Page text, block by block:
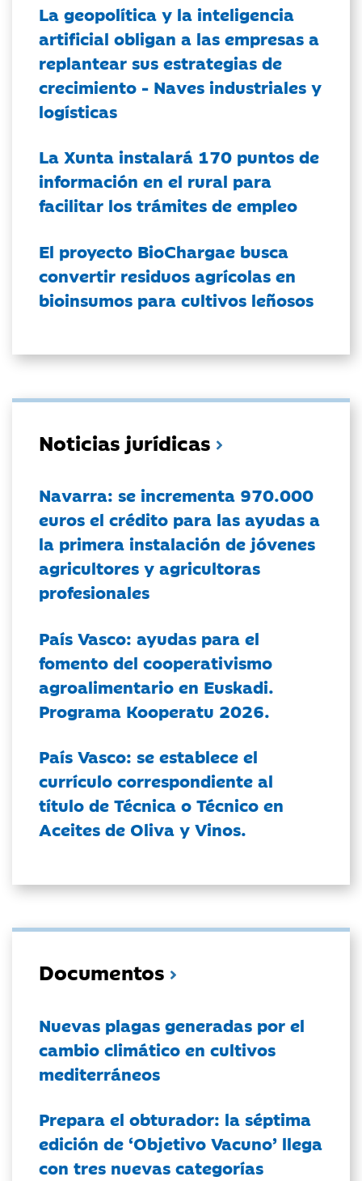
La geopolítica y la inteligencia
artificial obligan a las empresas a
replantear sus estrategias de
crecimiento - Naves industriales y
logísticas
La Xunta instalará 170 puntos de
información en el rural para
facilitar los trámites de empleo
El proyecto BioChargae busca
convertir residuos agrícolas en
bioinsumos para cultivos leñosos
Noticias jurídicas
Navarra: se incrementa 970.000
euros el crédito para las ayudas a
la primera instalación de jóvenes
agricultores y agricultoras
profesionales
País Vasco: ayudas para el
fomento del cooperativismo
agroalimentario en Euskadi.
Programa Kooperatu 2026.
País Vasco: se establece el
currículo correspondiente al
título de Técnica o Técnico en
Aceites de Oliva y Vinos.
Documentos
Nuevas plagas generadas por el
cambio climático en cultivos
mediterráneos
Prepara el obturador: la séptima
edición de ‘Objetivo Vacuno’ llega
con tres nuevas categorías